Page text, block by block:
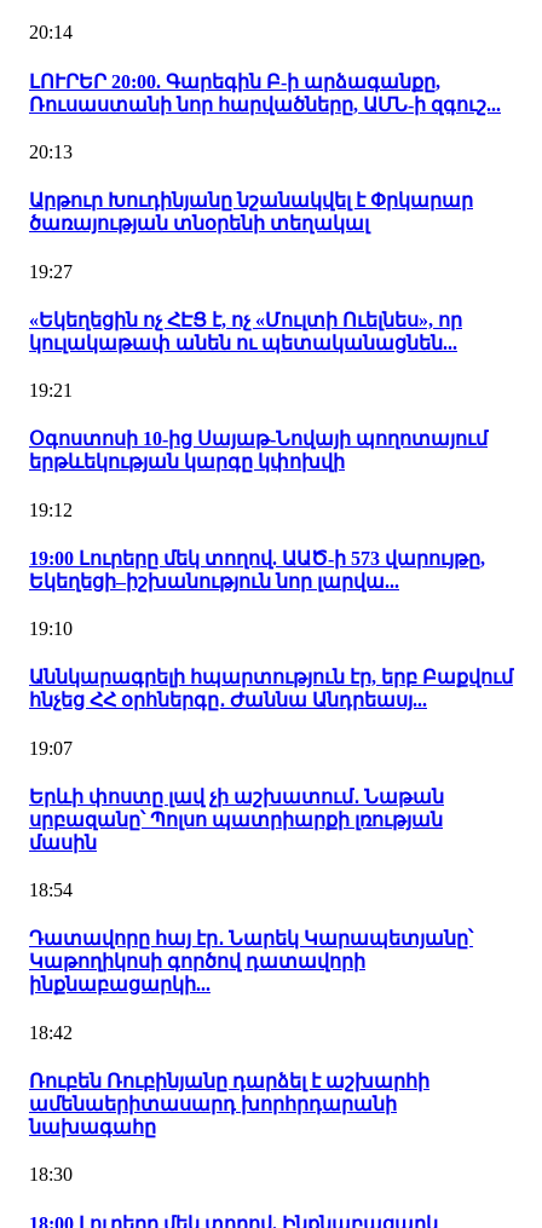
20:14
ԼՈՒՐԵՐ 20:00. Գարեգին Բ-ի արձագանքը,
Ռուսաստանի նոր հարվածները, ԱՄՆ-ի զգուշ...
20:13
Արթուր Խուդինյանը նշանակվել է Փրկարար
ծառայության տնօրենի տեղակալ
19:27
«Եկեղեցին ոչ ՀԷՑ է, ոչ «Մուլտի Ուելնես», որ
կուլակաթափ անեն ու պետականացնեն...
19:21
Օգոստոսի 10-ից Սայաթ-Նովայի պողոտայում
երթևեկության կարգը կփոխվի
19:12
19:00 Լուրերը մեկ տողով. ԱԱԾ-ի 573 վարույթը,
Եկեղեցի–իշխանություն նոր լարվա...
19:10
Աննկարագրելի հպարտություն էր, երբ Բաքվում
հնչեց ՀՀ օրհներգը․ Ժաննա Անդրեասյ...
19:07
Երևի փոստը լավ չի աշխատում․ Նաթան
սրբազանը՝ Պոլսո պատրիարքի լռության
մասին
18:54
Դատավորը հայ էր․ Նարեկ Կարապետյանը՝
Կաթողիկոսի գործով դատավորի
ինքնաբացարկի...
18:42
Ռուբեն Ռուբինյանը դարձել է աշխարհի
ամենաերիտասարդ խորհրդարանի
նախագահը
18:30
18:00 Լուրերը մեկ տողով. Ինքնաբացարկ